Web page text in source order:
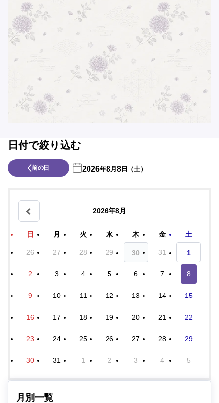
日付で絞り込む
前の日 2026年8月8日（土）
2026年8月
日 月 火 水 木 金 土
26 27 28 29 30 31 1
2 3 4 5 6 7 8
9 10 11 12 13 14 15
16 17 18 19 20 21 22
23 24 25 26 27 28 29
30 31 1 2 3 4 5
月別一覧